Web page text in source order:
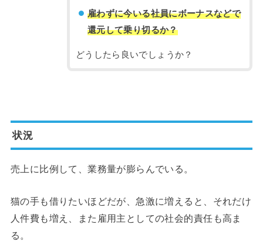
雇わずに今いる社員にボーナスなどで
還元して乗り切るか？
どうしたら良いでしょうか？
状況
売上に比例して、業務量が膨らんでいる。
猫の手も借りたいほどだが、急激に増えると、それだけ
人件費も増え、また雇用主としての社会的責任も高ま
る。